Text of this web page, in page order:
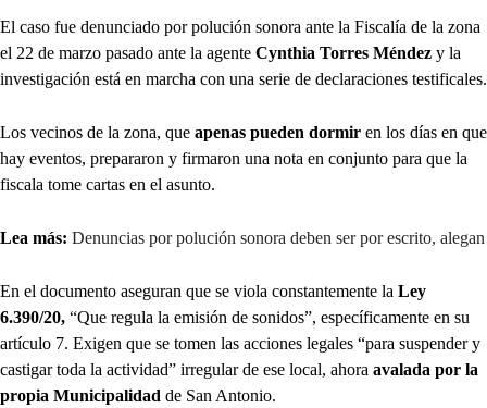
El caso fue denunciado por polución sonora ante la Fiscalía de la zona
el 22 de marzo pasado ante la agente Cynthia Torres Méndez y la
investigación está en marcha con una serie de declaraciones testificales.
Los vecinos de la zona, que apenas pueden dormir en los días en que
hay eventos, prepararon y firmaron una nota en conjunto para que la
fiscala tome cartas en el asunto.
Lea más: Denuncias por polución sonora deben ser por escrito, alegan
En el documento aseguran que se viola constantemente la Ley
6.390/20, “Que regula la emisión de sonidos”, específicamente en su
artículo 7. Exigen que se tomen las acciones legales “para suspender y
castigar toda la actividad” irregular de ese local, ahora avalada por la
propia Municipalidad de San Antonio.